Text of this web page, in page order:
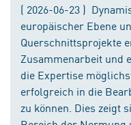
( 2026-06-23 )
europäischer Ebene
Querschnittsprojekte
Zusammenarbeit und
die Expertise
erfolgreich in die
zu können. Dies zeigt